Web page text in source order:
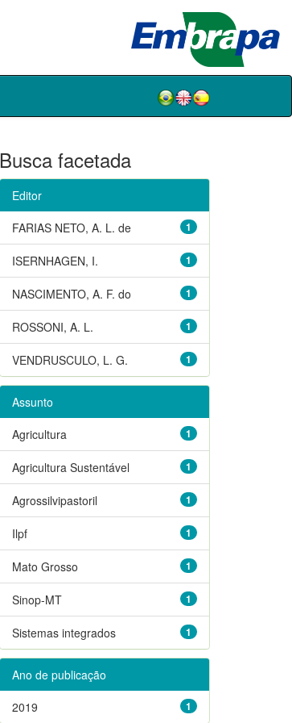
Busca facetada
Editor
1
FARIAS NETO, A. L. de
1
ISERNHAGEN, I.
1
NASCIMENTO, A. F. do
1
ROSSONI, A. L.
1
VENDRUSCULO, L. G.
Assunto
1
Agricultura
1
Agricultura Sustentável
1
Agrossilvipastoril
1
Ilpf
1
Mato Grosso
1
Sinop-MT
1
Sistemas integrados
Ano de publicação
1
2019